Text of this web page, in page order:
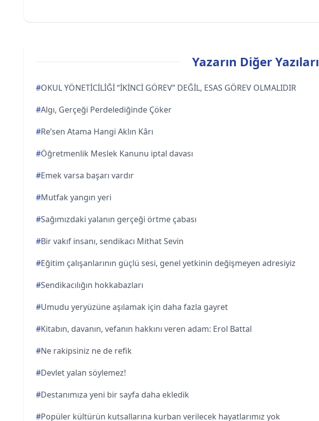
Yazarın Diğer Yazıları
#OKUL YÖNETİCİLİĞİ “İKİNCİ GÖREV” DEĞİL, ESAS GÖREV OLMALIDIR
#Algı, Gerçeği Perdelediğinde Çöker
#Re’sen Atama Hangi Aklın Kârı
#Öğretmenlik Meslek Kanunu iptal davası
#Emek varsa başarı vardır
#Mutfak yangın yeri
#Sağımızdaki yalanın gerçeği örtme çabası
#Bir vakıf insanı, sendikacı Mithat Sevin
#Eğitim çalışanlarının güçlü sesi, genel yetkinin değişmeyen adresiyiz
#Sendikacılığın hokkabazları
#Umudu yeryüzüne aşılamak için daha fazla gayret
#Kitabın, davanın, vefanın hakkını veren adam: Erol Battal
#Ne rakipsiniz ne de refik
#Devlet yalan söylemez!
#Destanımıza yeni bir sayfa daha ekledik
#Popüler kültürün kutsallarına kurban verilecek hayatlarımız yok